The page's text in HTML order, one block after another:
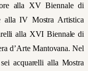
alla XV Biennale di
alla IV Mostra Artistica
alla XVI Biennale di
d’Arte Mantovana. Nel
acquarelli alla Mostra